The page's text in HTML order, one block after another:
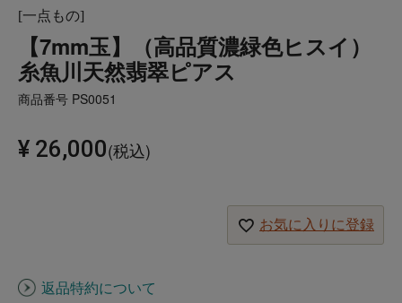
[一点もの]
【7mm玉】（高品質濃緑色ヒスイ）
糸魚川天然翡翠ピアス
商品番号 PS0051
¥ 26,000 税込
お気に入りに登録
返品特約について